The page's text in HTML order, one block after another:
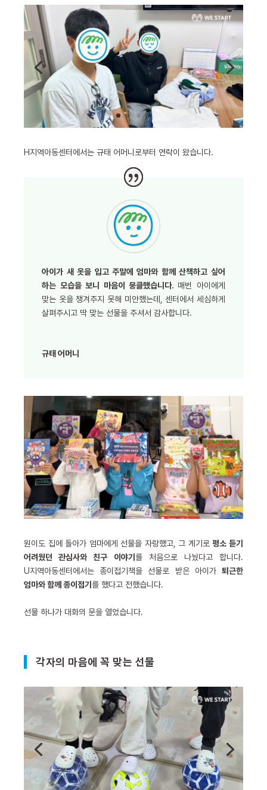
H지역아동센터에서는 규태 어머니로부터 연락이 왔습니다.
아이가 새 옷을 입고 주말에 엄마와 함께 산책하고 싶어
하는 모습을 보니 마음이 뭉클했습니다. 매번 아이에게
맞는 옷을 챙겨주지 못해 미안했는데, 센터에서 세심하게
살펴주시고 딱 맞는 선물을 주셔서 감사합니다.
규태 어머니
원이도 집에 돌아가 엄마에게 선물을 자랑했고, 그 계기로평소 듣기
어려웠던 관심사와 친구 이야기 를 처음으로 나눴다고 합니다.
U지역아동센터에서는 종이접기책을 선물로 받은 아이가 퇴근한
엄마와 함께 종이접기 를 했다고 전했습니다.
선물 하나가 대화의 문을 열었습니다.
각자의 마음에 꼭 맞는 선물